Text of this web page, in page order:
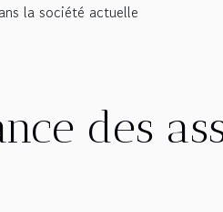
la société actuelle
des